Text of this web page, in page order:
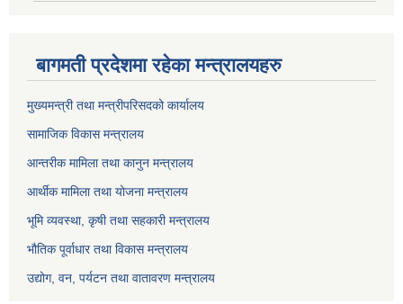
बागमती प्रदेशमा रहेका मन्त्रालयहरु
मुख्यमन्त्री तथा मन्त्रीपरिसदको कार्यालय
सामाजिक विकास मन्त्रालय
आन्तरीक मामिला तथा कानुन मन्त्रालय
आर्थीक मामिला तथा योजना मन्त्रालय
भूमि व्यवस्था, कृषी तथा सहकारी मन्त्रालय
भौतिक पूर्वाधार तथा विकास मन्त्रालय
उद्योग, वन, पर्यटन तथा वातावरण मन्त्रालय